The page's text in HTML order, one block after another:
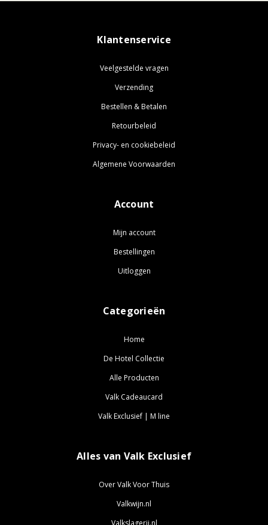
Klantenservice
Veelgestelde vragen
Verzending
Bestellen & Betalen
Retourbeleid
Privacy- en cookiebeleid
Algemene Voorwaarden
Account
Mijn account
Bestellingen
Uitloggen
Categorieën
Home
De Hotel Collectie
Alle Producten
Valk Cadeaucard
Valk Exclusief | M line
Alles van Valk Exclusief
Over Valk Voor Thuis
Valkwijn.nl
Valkslagerij.nl